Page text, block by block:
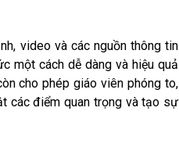
video và các nguồn thông tin
một cách dễ dàng và hiệu quả
cho phép giáo viên phóng to,
các điểm quan trọng và tạo sự